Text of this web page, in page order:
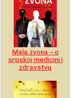
Mala zvona – o
srpskoj medicini i
zdravstvu